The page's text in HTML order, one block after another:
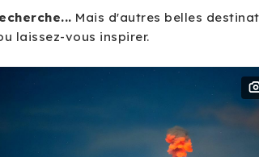
Mais d'autres belles
laissez-vous inspirer.